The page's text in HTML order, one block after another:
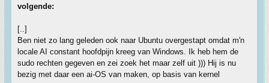
volgende:
[..]
Ben niet zo lang geleden ook naar Ubuntu overgestapt omdat m'n
locale AI constant hoofdpijn kreeg van Windows. Ik heb hem de
sudo rechten gegeven en zei zoek het maar zelf uit ))) Hij is nu
bezig met daar een ai-OS van maken, op basis van kernel